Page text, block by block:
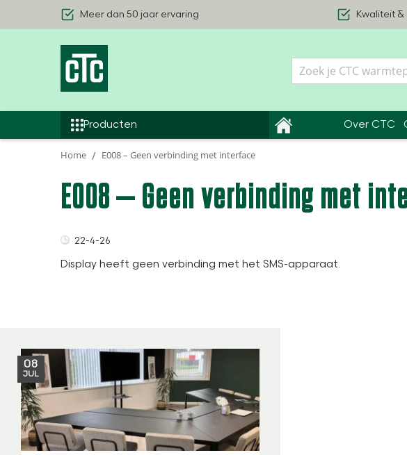
Meer dan 50 jaar ervaring Kwaliteit
Producten
Lucht/Waterwarmtepompen
Binnenhuis modules
Smart Control Warmtepomp
Over CTC
Home E008 – Geen verbinding met interface
E008 – Geen verbinding met
22-4-26
Display heeft geen verbinding met het SMS-apparaat.
08
JUL